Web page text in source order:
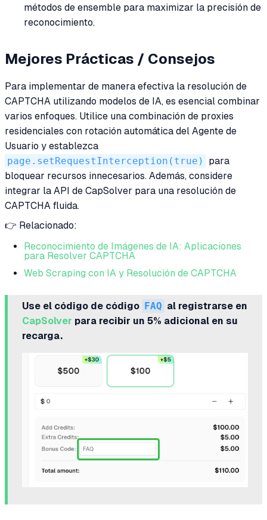
métodos de ensemble para maximizar la precisión de
reconocimiento.
Mejores Prácticas / Consejos
Para implementar de manera efectiva la resolución de
CAPTCHA utilizando modelos de IA, es esencial combinar
varios enfoques. Utilice una combinación de proxies
residenciales con rotación automática del Agente de
Usuario y establezca
page.setRequestInterception(true)
para
bloquear recursos innecesarios. Además, considere
integrar la API de CapSolver para una resolución de
CAPTCHA fluida.
👉 Relacionado:
Reconocimiento de Imágenes de IA: Aplicaciones
para Resolver CAPTCHA
Web Scraping con IA y Resolución de CAPTCHA
Use el código de código FAQ al registrarse en
CapSolver para recibir un 5% adicional en su
recarga.